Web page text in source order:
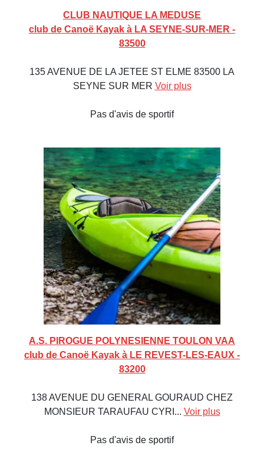
CLUB NAUTIQUE LA MEDUSE
club de Canoë Kayak à LA SEYNE-SUR-MER -
83500
135 AVENUE DE LA JETEE ST ELME 83500 LA
SEYNE SUR MER Voir plus
Pas d'avis de sportif
A.S. PIROGUE POLYNESIENNE TOULON VAA
club de Canoë Kayak à LE REVEST-LES-EAUX -
83200
138 AVENUE DU GENERAL GOURAUD CHEZ
MONSIEUR TARAUFAU CYRI... Voir plus
Pas d'avis de sportif